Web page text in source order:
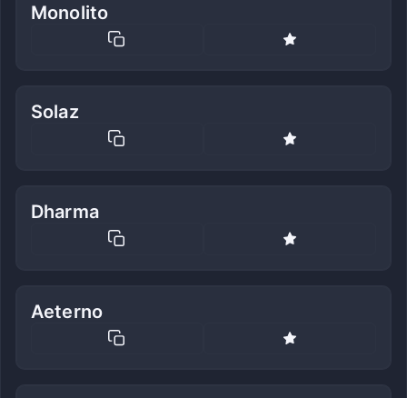
Monolito
Solaz
Dharma
Aeterno